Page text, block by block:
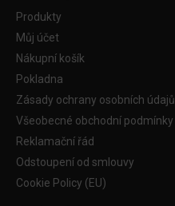
Produkty
Můj účet
Nákupní košík
Pokladna
Zásady ochrany osobních údajů
Všeobecné obchodní podmínky
Reklamační řád
Odstoupení od smlouvy
Cookie Policy (EU)